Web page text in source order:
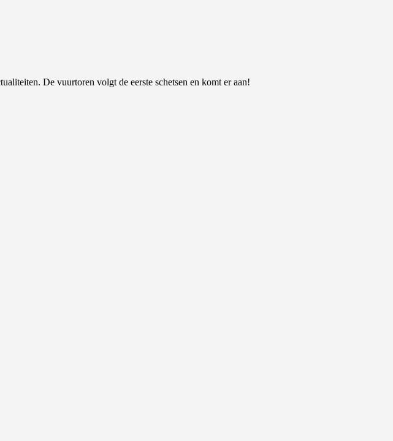
De vuurtoren volgt de eerste schetsen en komt er aan!